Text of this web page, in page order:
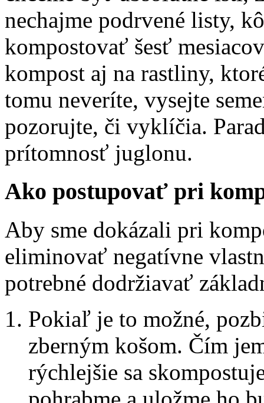
nechajme podrvené listy,
kompostovať šesť
kompost aj na rastliny,
tomu neveríte, vysejte
pozorujte, či vyklíčia.
prítomnosť juglonu.
Ako postupovať pri
Aby sme dokázali pri
eliminovať negatívne
potrebné dodržiavať
Pokiaľ je to možné,
zberným košom. Čím
rýchlejšie sa